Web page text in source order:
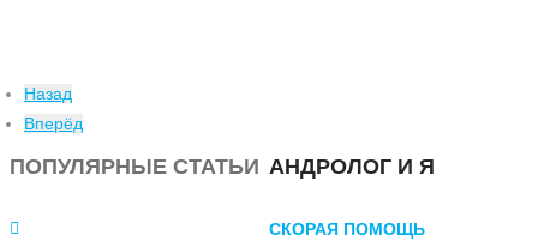
Назад
Вперёд
ПОПУЛЯРНЫЕ СТАТЬИ АНДРОЛОГ И Я
СКОРАЯ ПОМОЩЬ